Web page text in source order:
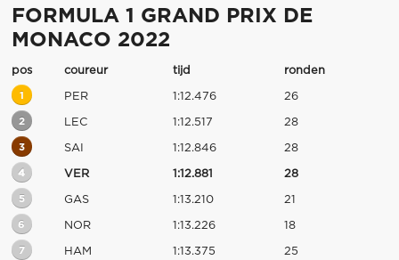
FORMULA 1 GRAND PRIX DE
MONACO 2022
pos coureur tijd ronden
1 PER 1:12.476 26
2 LEC 1:12.517 28
3 SAI 1:12.846 28
4 VER 1:12.881 28
5 GAS 1:13.210 21
6 NOR 1:13.226 18
7 HAM 1:13.375 25